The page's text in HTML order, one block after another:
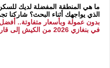
ما هي المنطقة المفضلة لديك للسكن
الذي يواجهك أثناء البحث؟ شاركنا
بدون عمولة وبأسعار متفاوتة..
في بنغازي 2026 من الكيش إلى قاريونس وفينيسيا